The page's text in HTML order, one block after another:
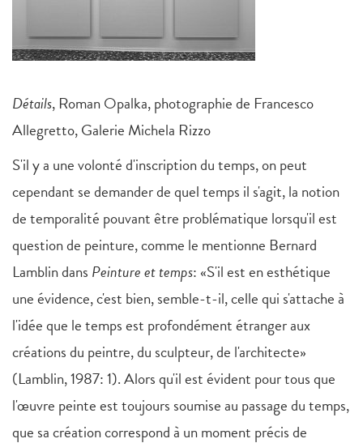
Détails, Roman Opalka, photographie de Francesco
Allegretto, Galerie Michela Rizzo
S'il y a une volonté d'inscription du temps, on peut
cependant se demander de quel temps il s'agit, la notion
de temporalité pouvant être problématique lorsqu'il est
question de peinture, comme le mentionne Bernard
Lamblin dans Peinture et temps: «S'il est en esthétique
une évidence, c'est bien, semble-t-il, celle qui s'attache à
l'idée que le temps est profondément étranger aux
créations du peintre, du sculpteur, de l'architecte»
(Lamblin, 1987: 1). Alors qu'il est évident pour tous que
l'œuvre peinte est toujours soumise au passage du temps,
que sa création correspond à un moment précis de